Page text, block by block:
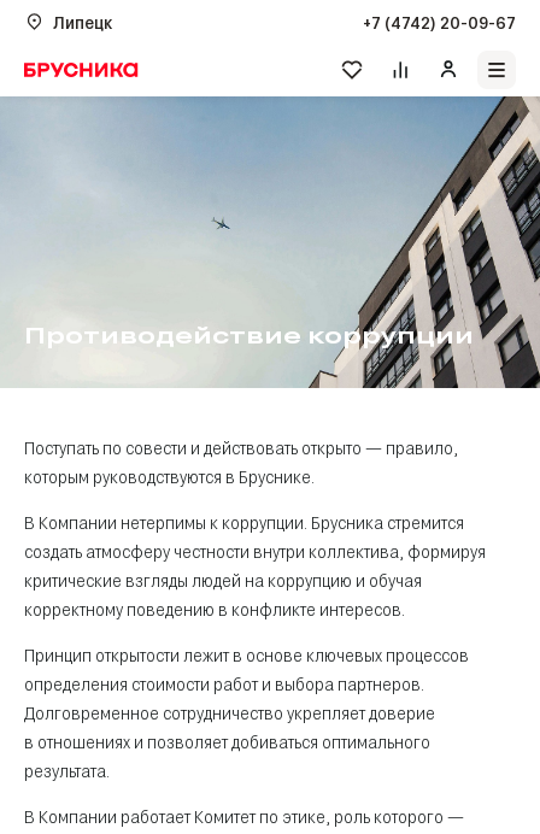
Липецк +7 (4742) 20-09-67
Противодействие коррупции
Поступать по совести и действовать открыто — правило,
которым руководствуются в Бруснике.
В Компании нетерпимы к коррупции. Брусника стремится
создать атмосферу честности внутри коллектива, формируя
критические взгляды людей на коррупцию и обучая
корректному поведению в конфликте интересов.
Принцип открытости лежит в основе ключевых процессов
определения стоимости работ и выбора партнеров.
Долговременное сотрудничество укрепляет доверие
в отношениях и позволяет добиваться оптимального
результата.
В Компании работает Комитет по этике, роль которого —